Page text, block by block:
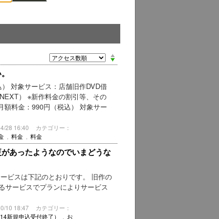
対象サービス：店舗旧作DVD借
※新作料金の割引等、その
額料金：990円（税込） 対象サー
28 16:40
カテゴリー：
料金 料金
あったようなのでいまどうな
ビスは下記のとおりです。 旧作の
サービスでプランによりサービス
10 18:47
カテゴリー：
新規申込受付終了）
お